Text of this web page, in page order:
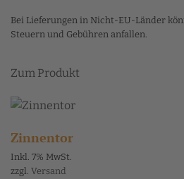
Bei Lieferungen in Nicht-EU-Länder
Steuern und Gebühren anfallen.
Zum Produkt
Zinnentor
Inkl. 7% MwSt.
zzgl. Versand